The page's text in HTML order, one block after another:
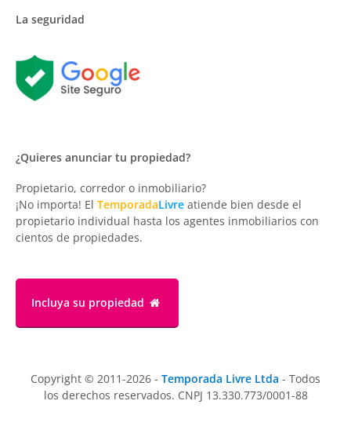
La seguridad
¿Quieres anunciar tu propiedad?
Propietario, corredor o inmobiliario?
¡No importa! El TemporadaLivre atiende bien desde el
propietario individual hasta los agentes inmobiliarios con
cientos de propiedades.
Incluya su propiedad
Copyright © 2011-2026 - Temporada Livre Ltda - Todos
los derechos reservados. CNPJ 13.330.773/0001-88